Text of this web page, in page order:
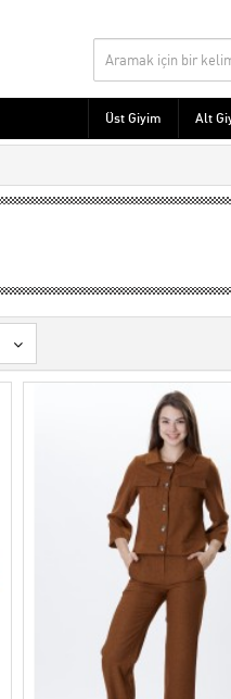
Üst Giyim Alt